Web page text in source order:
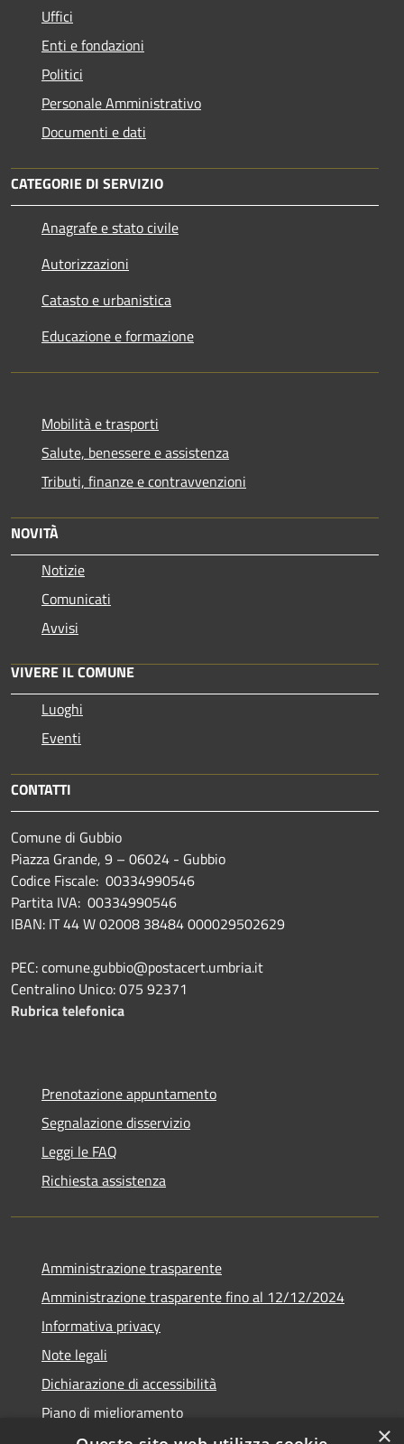
Uffici
Enti e fondazioni
Politici
Personale Amministrativo
Documenti e dati
CATEGORIE DI SERVIZIO
Anagrafe e stato civile
Autorizzazioni
Catasto e urbanistica
Educazione e formazione
Mobilità e trasporti
Salute, benessere e assistenza
Tributi, finanze e contravvenzioni
NOVITÀ
Notizie
Comunicati
Avvisi
VIVERE IL COMUNE
Luoghi
Eventi
CONTATTI
Comune di Gubbio
Piazza Grande, 9 – 06024 - Gubbio
Codice Fiscale: 00334990546
Partita IVA: 00334990546
IBAN: IT 44 W 02008 38484 000029502629
PEC: comune.gubbio@postacert.umbria.it
Centralino Unico: 075 92371
Rubrica telefonica
Prenotazione appuntamento
Segnalazione disservizio
Leggi le FAQ
Richiesta assistenza
Amministrazione trasparente
Amministrazione trasparente fino al 12/12/2024
Informativa privacy
Note legali
Dichiarazione di accessibilità
Piano di miglioramento
×